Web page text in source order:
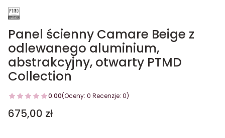
Panel ścienny Camare Beige z
odlewanego aluminium,
abstrakcyjny, otwarty PTMD
Collection
0.00(Oceny: 0 Recenzje: 0)
Cena
675,00 zł